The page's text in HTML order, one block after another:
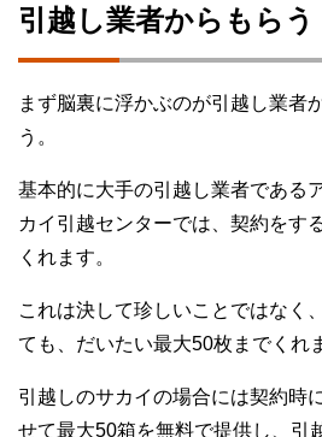
引越し業者からもらう
まず脳裏に浮かぶのが引越し業者
う。
基本的に大手の引越し業者である
カイ引越センターでは、契約をす
くれます。
これは決して珍しいことではなく
ても、だいたい最大50枚までくれ
引越しのサカイの場合には契約時
せて最大50箱を無料で提供し、引